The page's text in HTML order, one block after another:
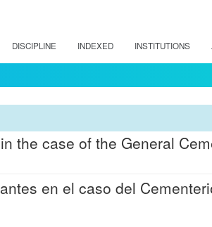
DISCIPLINE INDEXED INSTITUTIONS
the case of the General
en el caso del